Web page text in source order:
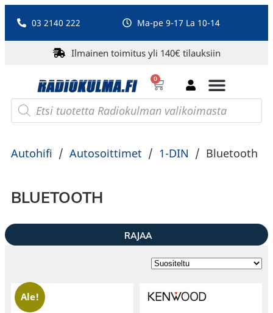
03 2140 222 Ma-pe 9-17 La 10-14
Ilmainen toimitus yli 140€ tilauksiin
0
Autohifi / Autosoittimet / 1-DIN / Bluetooth
BLUETOOTH
RAJAA
Ale!